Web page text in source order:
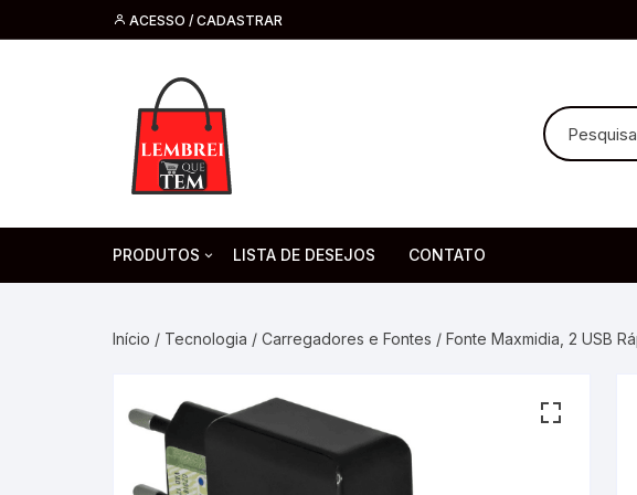
ACESSO / CADASTRAR
PRODUTOS
Headsets e Microfone
moda
Artesanato
Artigos para festa
LISTA DE DESEJOS CONTATO
Início / Tecnologia / Carregadores e Fontes / Fonte Maxmidia, 2 USB